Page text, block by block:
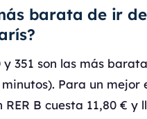
barata de ir
351 son las más
Para un
B cuesta 11,80 € y